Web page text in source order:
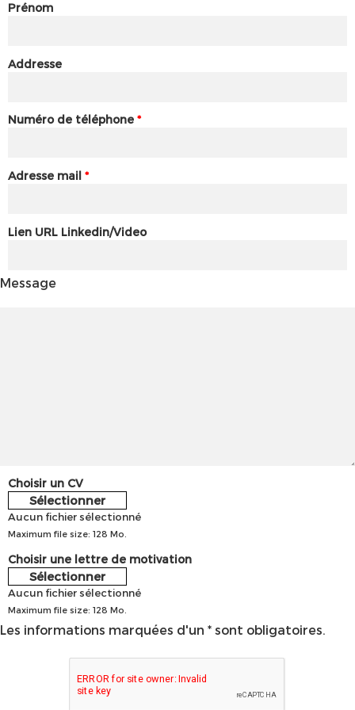
Prénom
Addresse
Numéro de téléphone *
Adresse mail *
Lien URL Linkedin/Video
Message
Choisir un CV
Sélectionner
Aucun fichier sélectionné
Maximum file size: 128 Mo.
Choisir une lettre de motivation
Sélectionner
Aucun fichier sélectionné
Maximum file size: 128 Mo.
Les informations marquées d'un * sont obligatoires.